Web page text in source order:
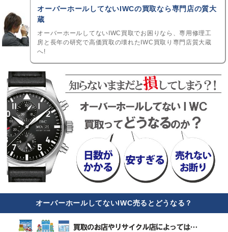
オーバーホールしてないIWCの買取なら専門店の質大
蔵
オーバーホールしてないIWC買取でお困りなら、専用修理工
房と長年の研究で高価買取の壊れたIWC買取り専門店質大蔵
へ!
オーバーホールしてないIWC売るとどうなる？